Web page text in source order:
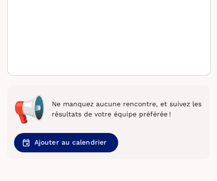
Ne manquez aucune rencontre, et suivez les
résultats de votre équipe préférée !
Ajouter au calendrier